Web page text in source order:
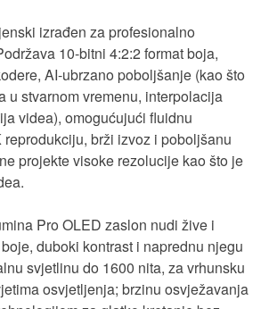
izrađen za profesionalno
10-bitni 4:2:2 format boja,
AI-ubrzano poboljšanje (kao što
u stvarnom vremenu, interpolacija
videa), omogućujući fluidnu
brži izvoz i poboljšanu
projekte visoke rezolucije kao što je
Pro OLED zaslon nudi žive i
duboki kontrast i naprednu njegu
svjetlinu do 1600 nita, za vrhunsku
osvjetljenja; brzinu osvježavanja